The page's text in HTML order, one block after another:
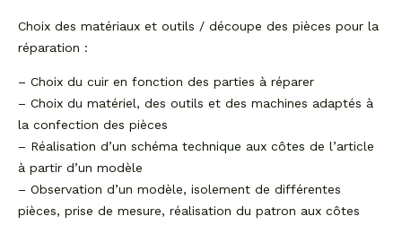
Choix des matériaux et outils / découpe des pièces pour la
réparation :
– Choix du cuir en fonction des parties à réparer
– Choix du matériel, des outils et des machines adaptés à
la confection des pièces
– Réalisation d’un schéma technique aux côtes de l’article
à partir d’un modèle
– Observation d’un modèle, isolement de différentes
pièces, prise de mesure, réalisation du patron aux côtes